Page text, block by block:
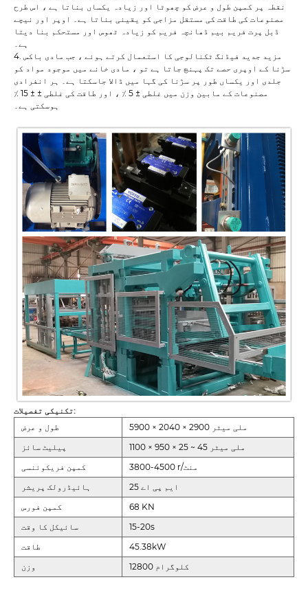
نقطہ پر کمپن طول و عرض کو چھوٹا اور زیادہ یکساں بناتا ہے ، اس طرح
مصنوعات کی طاقت کی مستقل مزاجی کو یقینی بناتا ہے۔ اوپر اور نیچے
ڈبل پرت فریم بیم ڈھانچہ فریم کو زیادہ ٹھوس اور مستحکم بنا دیتا
ہے۔
4. مزید جدید فیڈنگ ٹکنالوجی کا استعمال کرتے ہوئے ، جب مادی باکس
سڑنا کے اوپری حصے تک پہنچ جاتا ہے تو ، مادی خانے میں موجود مواد کو
جلدی اور یکساں طور پر سڑنا کی گہا میں ڈالا جاسکتا ہے۔ ہر انفرادی
مصنوعات کے مابین وزن میں غلطی ± 5 ٪ ، اور طاقت کی غلطی ± ± 15 ٪
ہوسکتی ہے۔
تکنیکی تفصیلات:
طول و عرض
5900 × 2040 × 2900 ملی میٹر
پیلیٹ سائز
1100 × 950 × 25 ~ 45 ملی میٹر
کمپن فریکوئنسی
3800-4500 r/منٹ
ہائیڈرولک پریشر
25 ایم پی اے
کمپن فورس
68 KN
سائیکل کا وقت
15-20s
طاقت
45.38kW
وزن
12800 کلوگرام